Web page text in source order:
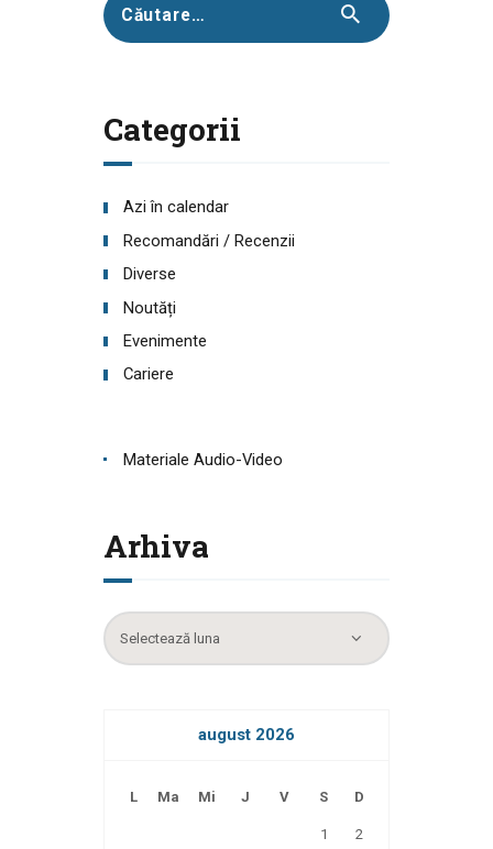
după:
Categorii
Azi în calendar
Recomandări / Recenzii
Diverse
Noutăți
Evenimente
Cariere
Materiale Audio-Video
Arhiva
Arhiva
august 2026
L Ma Mi J V S D
1 2